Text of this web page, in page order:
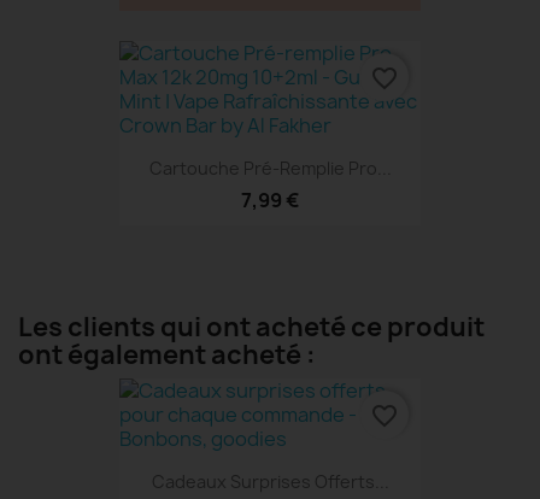
Cartouche Pré-Remplie Pro...
7,99 €
favorite_border
Les clients qui ont acheté ce produit
ont également acheté :
Cadeaux Surprises Offerts...
MEILLEUR VENTE
favorite_border